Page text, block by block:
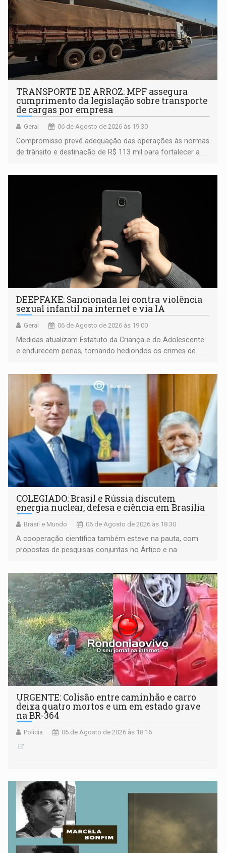
TRANSPORTE DE ARROZ: MPF assegura
cumprimento da legislação sobre transporte
de cargas por empresa
Geral 06 de Agosto de 2026 às 19:30
Compromisso prevê adequação das operações às normas
de trânsito e destinação de R$ 113 mil para fortalecer a
DEEPFAKE: Sancionada lei contra violência
sexual infantil na internet e via IA
Geral 06 de Agosto de 2026 às 19:00
Medidas atualizam Estatuto da Criança e do Adolescente
e endurecem penas, tornando hediondos os crimes de
COLEGIADO: Brasil e Rússia discutem
energia nuclear, defesa e ciência em Brasília
Brasil e Mundo 06 de Agosto de 2026 às 18:30
A cooperação científica também esteve na pauta, com
propostas de pesquisas conjuntas no Ártico e na
URGENTE: Colisão entre caminhão e carro
deixa quatro mortos e um em estado grave
na BR-364
Polícia 06 de Agosto de 2026 às 18:16